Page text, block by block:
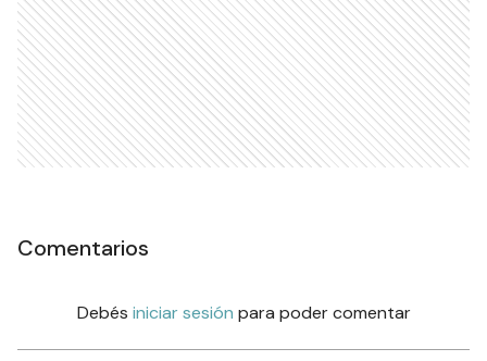
Comentarios
Debés iniciar sesión para poder comentar